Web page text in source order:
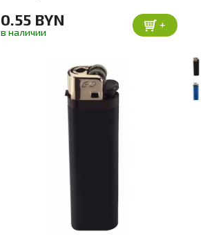
0.55 BYN
в наличии
+